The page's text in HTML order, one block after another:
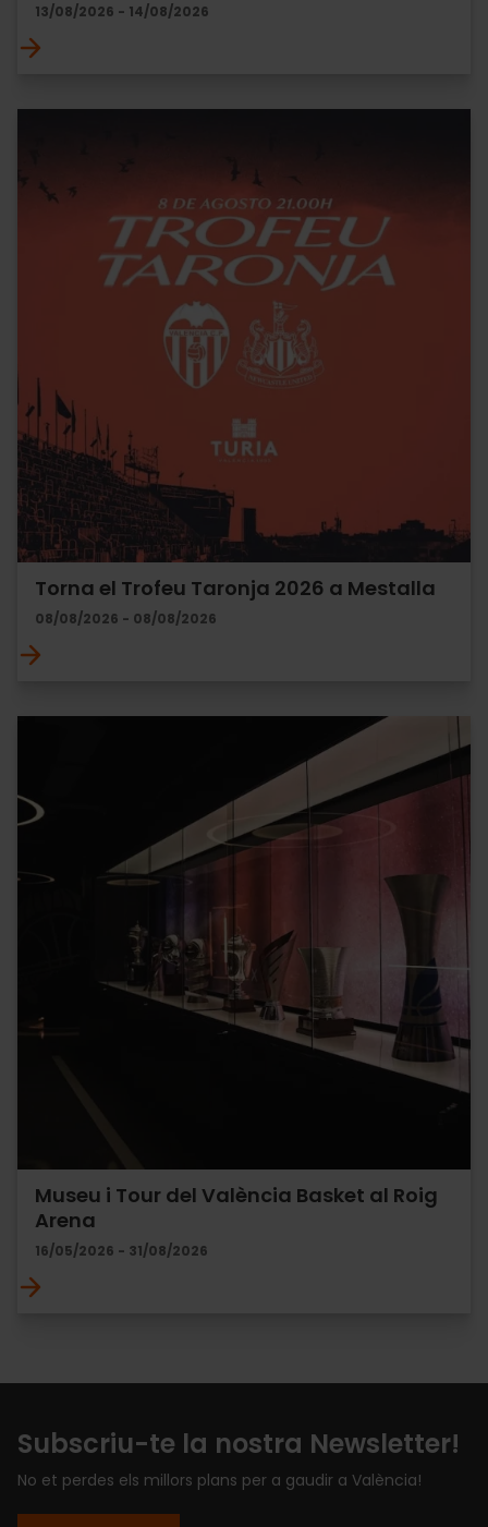
13/08/2026 - 14/08/2026
Torna el Trofeu Taronja 2026 a Mestalla
08/08/2026 - 08/08/2026
Museu i Tour del València Basket al Roig
Arena
16/05/2026 - 31/08/2026
Subscriu-te la nostra Newsletter!
No et perdes els millors plans per a gaudir a València!